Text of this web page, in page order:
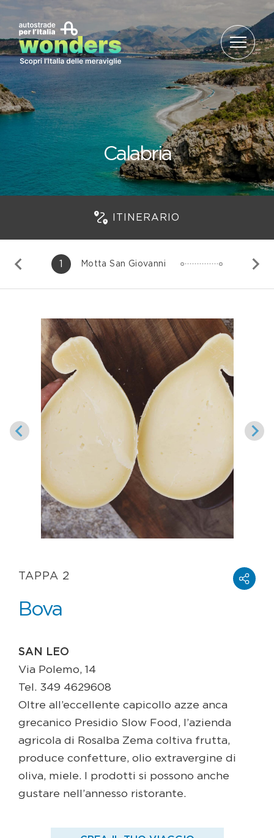
Salta al contenuto
Calabria
ITINERARIO
1 Motta San Giovanni
TAPPA 2
Bova
SAN LEO
Via Polemo, 14
Tel. 349 4629608
Oltre all’eccellente capicollo azze anca
grecanico Presidio Slow Food, l’azienda
agricola di Rosalba Zema coltiva frutta,
produce confetture, olio extravergine di
oliva, miele. I prodotti si possono anche
gustare nell’annesso ristorante.